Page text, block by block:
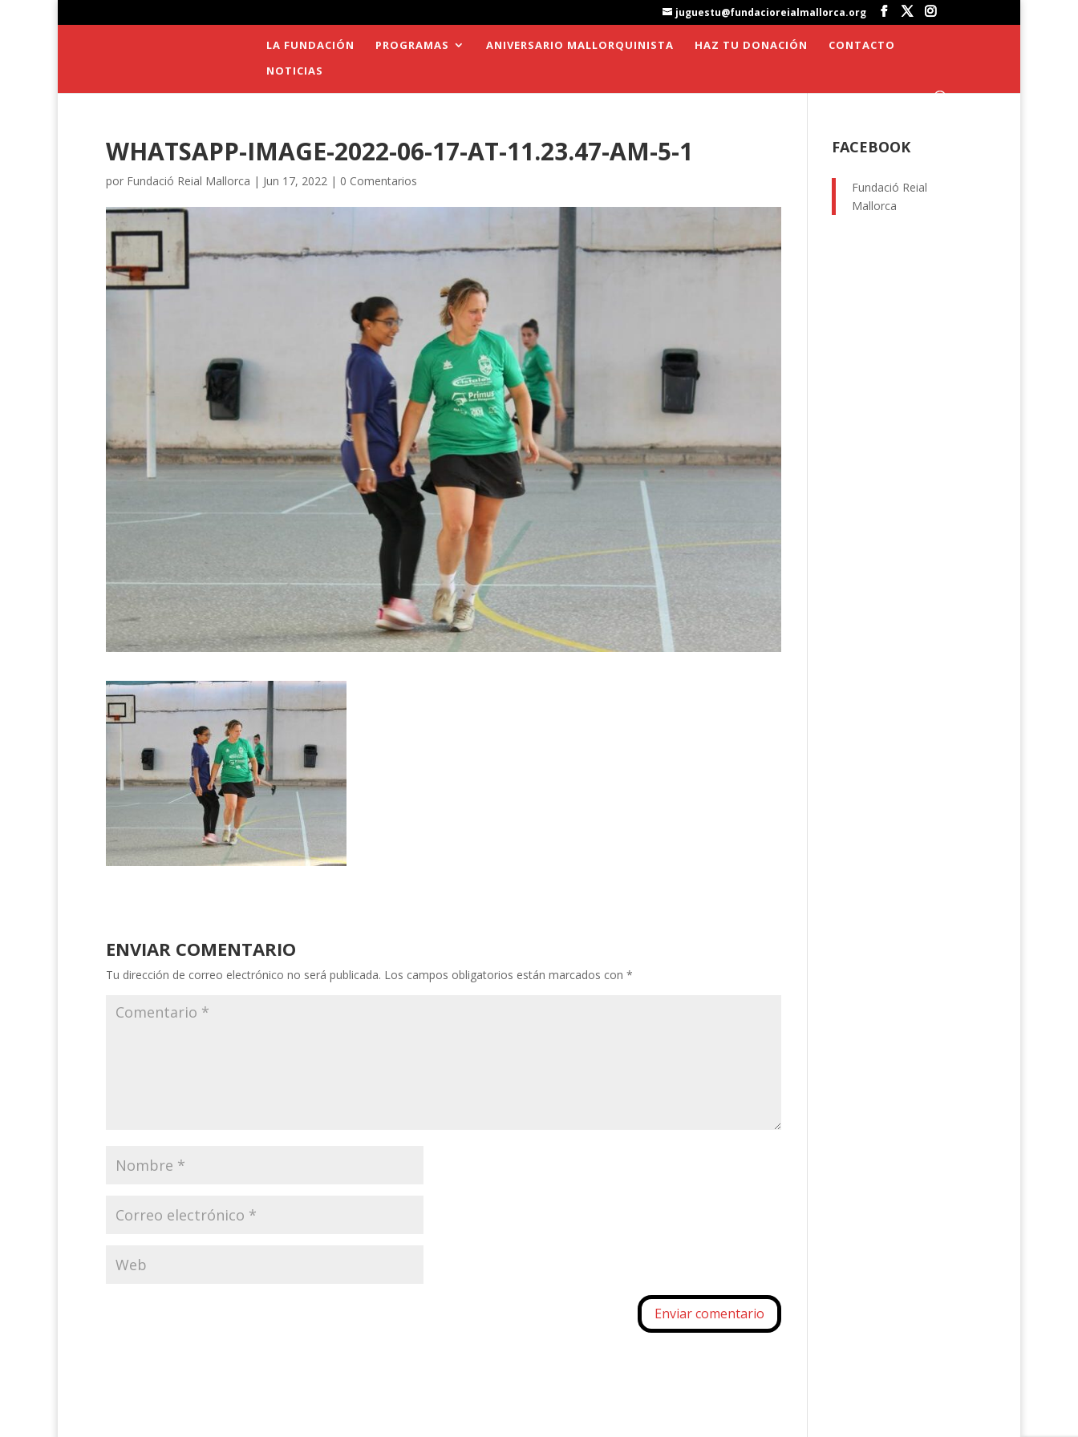
juguestu@fundacioreialmallorca.org
LA FUNDACIÓN PROGRAMAS ANIVERSARIO MALLORQUINISTA HAZ TU DONACIÓN
CONTACTO
NOTICIAS
WHATSAPP-IMAGE-2022-06-17-AT-11.23.47-AM-5-1
por Fundació Reial Mallorca | Jun 17, 2022 | 0 Comentarios
ENVIAR COMENTARIO
Tu dirección de correo electrónico no será publicada. Los campos obligatorios están marcados con *
FACEBOOK
Fundació Reial
Mallorca